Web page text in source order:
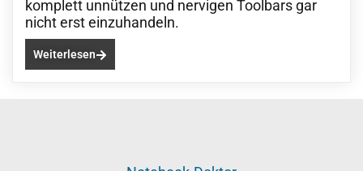
komplett unnützen und nervigen Toolbars gar
nicht erst einzuhandeln.
Weiterlesen